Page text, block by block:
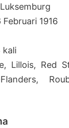
1916
kali
Lillois, Red